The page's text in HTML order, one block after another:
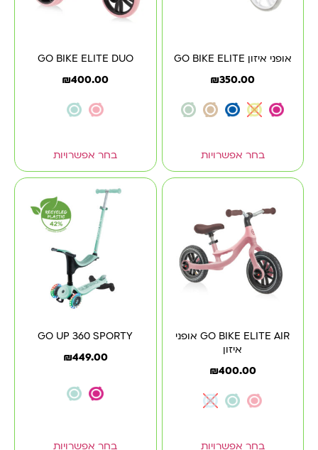
אופני איזון GO BIKE ELITE
₪350.00
בחר אפשרויות
GO BIKE ELITE DUO
₪400.00
בחר אפשרויות
GO BIKE ELITE AIR אופני
איזון
₪400.00
בחר אפשרויות
GO UP 360 SPORTY
₪449.00
בחר אפשרויות